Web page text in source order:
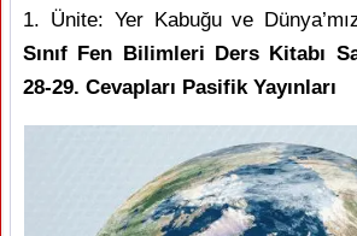
1. Ünite: Yer Kabuğu ve
Sınıf Fen Bilimleri Ders Kitabı
28-29. Cevapları Pasifik Yayınları